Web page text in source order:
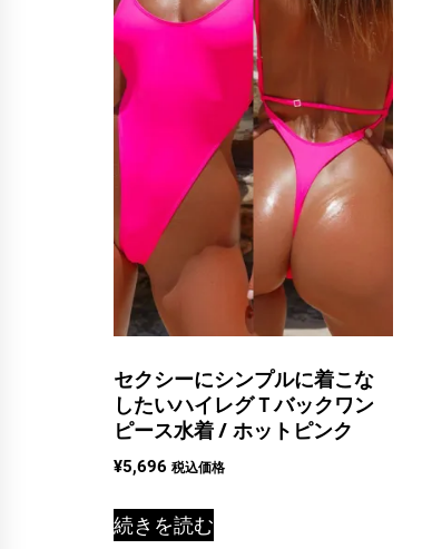
セクシーにシンプルに着こな
したいハイレグＴバックワン
ピース水着 / ホットピンク
¥5,696 税込価格
続きを読む